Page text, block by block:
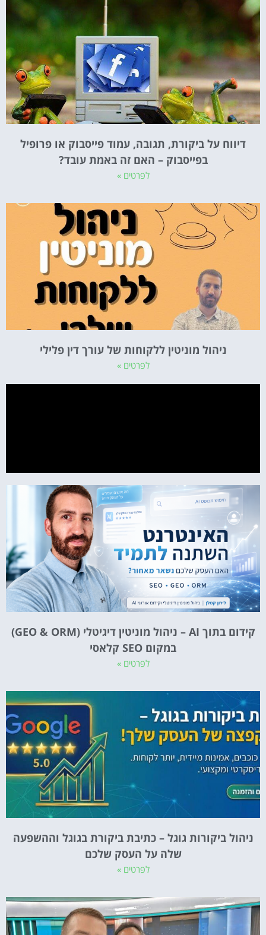
דיווח על ביקורת, תגובה, עמוד פייסבוק או פרופיל
בפייסבוק – האם זה באמת עובד?
לפרטים »
ניהול מוניטין ללקוחות של עורך דין פלילי
לפרטים »
קידום בתוך AI – ניהול מוניטין דיגיטלי (GEO & ORM)
במקום SEO קלאסי
לפרטים »
ניהול ביקורות גוגל – כתיבת ביקורת בגוגל וההשפעה
שלה על העסק שלכם
לפרטים »